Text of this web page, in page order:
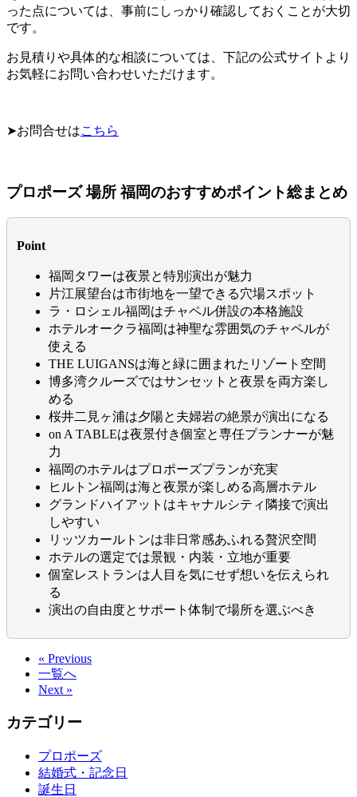
った点については、事前にしっかり確認しておくことが大切
です。
お見積りや具体的な相談については、下記の公式サイトより
お気軽にお問い合わせいただけます。
➤お問合せはこちら
プロポーズ 場所 福岡のおすすめポイント総まとめ
Point
福岡タワーは夜景と特別演出が魅力
片江展望台は市街地を一望できる穴場スポット
ラ・ロシェル福岡はチャペル併設の本格施設
ホテルオークラ福岡は神聖な雰囲気のチャペルが
使える
THE LUIGANSは海と緑に囲まれたリゾート空間
博多湾クルーズではサンセットと夜景を両方楽し
める
桜井二見ヶ浦は夕陽と夫婦岩の絶景が演出になる
on A TABLEは夜景付き個室と専任プランナーが魅
力
福岡のホテルはプロポーズプランが充実
ヒルトン福岡は海と夜景が楽しめる高層ホテル
グランドハイアットはキャナルシティ隣接で演出
しやすい
リッツカールトンは非日常感あふれる贅沢空間
ホテルの選定では景観・内装・立地が重要
個室レストランは人目を気にせず想いを伝えられ
る
演出の自由度とサポート体制で場所を選ぶべき
« Previous
一覧へ
Next »
カテゴリー
プロポーズ
結婚式・記念日
誕生日